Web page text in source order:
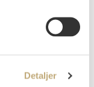
Detaljer